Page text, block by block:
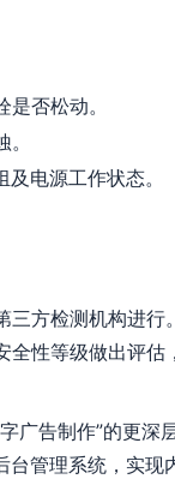
否松动。
电源工作状态。
方检测机构进行
性等级做出评估
广告制作”的更
管理系统，实